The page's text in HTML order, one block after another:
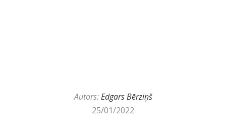
Autors:Edgars Bērziņš
25/01/2022